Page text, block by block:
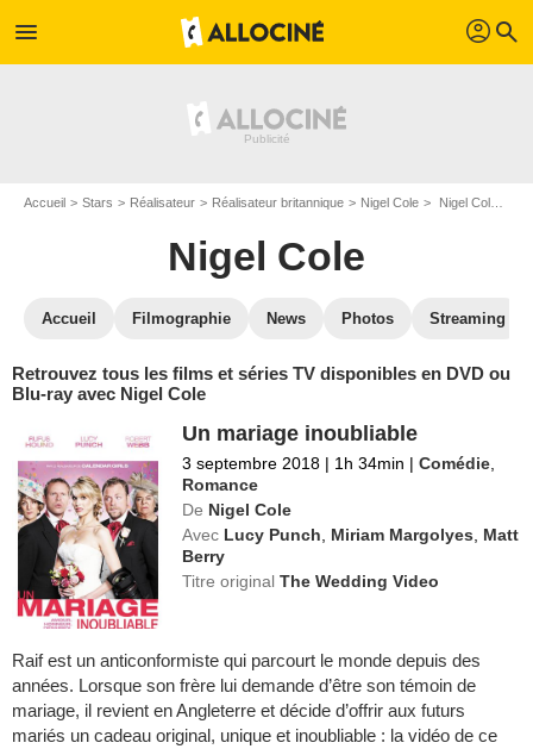
menu profil search
Accueil Stars Réalisateur Réalisateur britannique Nigel Cole Nigel Cole : ses Blu-Ray, DVD, VOD, SVOD
Nigel Cole
Accueil Filmographie News Photos Streaming
Retrouvez tous les films et séries TV disponibles en DVD ou
Blu-ray avec Nigel Cole
Un mariage inoubliable
3 septembre 2018 | 1h 34min | Comédie
Romance
De Nigel Cole
Avec Lucy Punch Miriam Margolyes
Matt
Berry
Titre originalThe Wedding Video
Raif est un anticonformiste qui parcourt le monde depuis des
années. Lorsque son frère lui demande d’être son témoin de
mariage, il revient en Angleterre et décide d’offrir aux futurs
mariés un cadeau original, unique et inoubliable : la vidéo de ce